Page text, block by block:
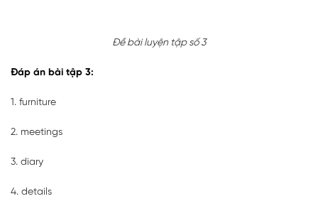
Đề bài luyện tập số 3
Đáp án bài tập 3:
1. furniture
2. meetings
3. diary
4. details